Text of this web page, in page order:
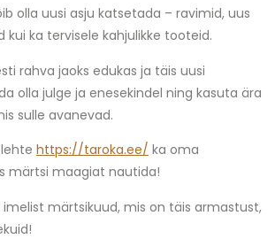
olla uusi asju katsetada – ravimid, uus
kui ka tervisele kahjulikke tooteid.
rahva jaoks edukas ja täis uusi
olla julge ja enesekindel ning kasuta ära
sulle avanevad.
https://taroka.ee/ ka oma
märtsi maagiat nautida!
imelist märtsikuud, mis on täis armastust,